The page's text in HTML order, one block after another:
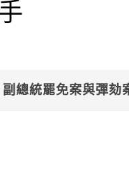
副總統罷免案與彈